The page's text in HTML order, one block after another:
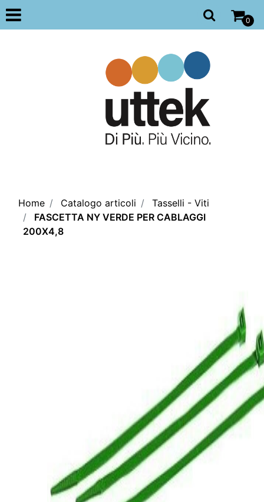
Open
0
Home Catalogo articoli
Tasselli - Viti
FASCETTA NY VERDE PER CABLAGGI
200X4,8